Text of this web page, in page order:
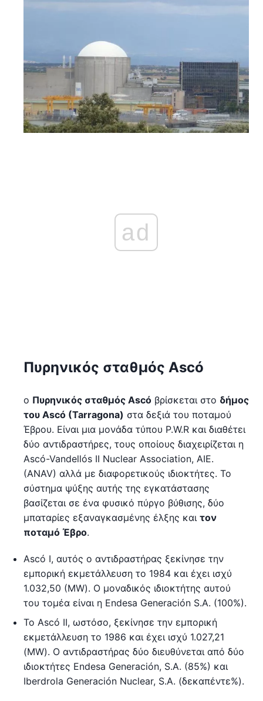
ad
Πυρηνικός σταθμός Ascó
ο Πυρηνικός σταθμός Ascó βρίσκεται στο δήμος
του Ascó (Tarragona) στα δεξιά του ποταμού
Έβρου. Είναι μια μονάδα τύπου P.W.R και διαθέτει
δύο αντιδραστήρες, τους οποίους διαχειρίζεται η
Ascó-Vandellós II Nuclear Association, AIE.
(ANAV) αλλά με διαφορετικούς ιδιοκτήτες. Το
σύστημα ψύξης αυτής της εγκατάστασης
βασίζεται σε ένα φυσικό πύργο βύθισης, δύο
μπαταρίες εξαναγκασμένης έλξης και τον
ποταμό Έβρο.
Ascó I, αυτός ο αντιδραστήρας ξεκίνησε την
εμπορική εκμετάλλευση το 1984 και έχει ισχύ
1.032,50 (MW). Ο μοναδικός ιδιοκτήτης αυτού
του τομέα είναι η Endesa Generación S.A. (100%).
Το Ascó II, ωστόσο, ξεκίνησε την εμπορική
εκμετάλλευση το 1986 και έχει ισχύ 1.027,21
(MW). Ο αντιδραστήρας δύο διευθύνεται από δύο
ιδιοκτήτες Endesa Generación, S.A. (85%) και
Iberdrola Generación Nuclear, S.A. (δεκαπέντε%).